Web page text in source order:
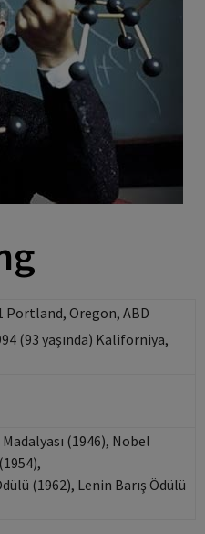
Portland, Oregon, ABD
(93 yaşında) Kaliforniya,
(1946), Nobel
(1962), Lenin Barış Ödülü